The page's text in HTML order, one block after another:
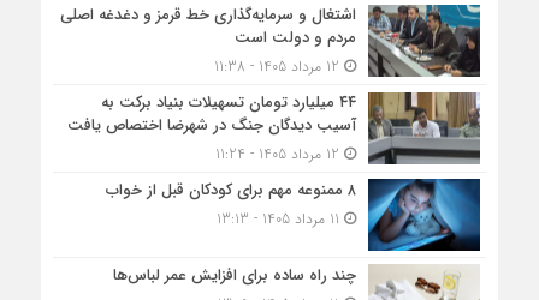
اشتغال و سرمایه‌گذاری خط قرمز و دغدغه اصلی
مردم و دولت است
۴۴ میلیارد تومان تسهیلات بنیاد برکت به
آسیب دیدگان جنگ در شهرضا اختصاص یافت
۸ ممنوعه مهم برای کودکان قبل از خواب
چند راه ساده برای افزایش عمر لباس‌ها